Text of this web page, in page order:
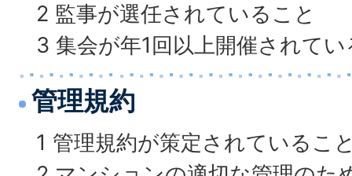
2 監事が選任されていること
3 集会が年1回以上開催されて
管理規約
1 管理規約が策定されているこ